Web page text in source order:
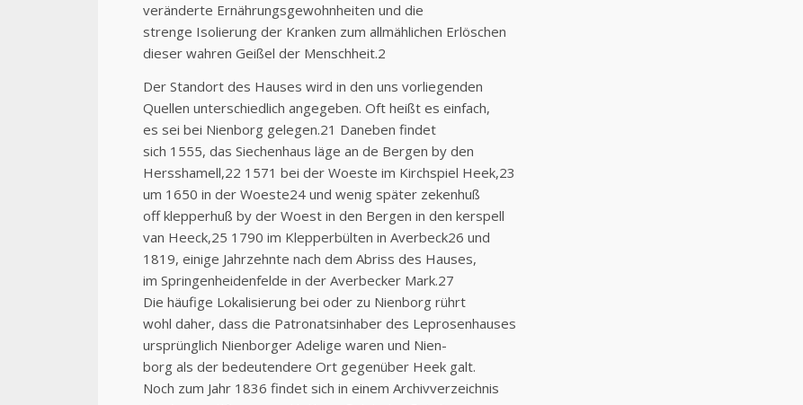
veränderte Ernährungsgewohnheiten und die
strenge Isolierung der Kranken zum allmählichen Erlöschen
dieser wahren Geißel der Menschheit.2
Der Standort des Hauses wird in den uns vorliegenden
Quellen unterschiedlich angegeben. Oft heißt es einfach,
es sei bei Nienborg gelegen.21 Daneben findet
sich 1555, das Siechenhaus läge an de Bergen by den
Hersshamell,22 1571 bei der Woeste im Kirchspiel Heek,23
um 1650 in der Woeste24 und wenig später zekenhuß
off klepperhuß by der Woest in den Bergen in den kerspell
van Heeck,25 1790 im Klepperbülten in Averbeck26 und
1819, einige Jahrzehnte nach dem Abriss des Hauses,
im Springenheidenfelde in der Averbecker Mark.27
Die häufige Lokalisierung bei oder zu Nienborg rührt
wohl daher, dass die Patronatsinhaber des Leprosenhauses
ursprünglich Nienborger Adelige waren und Nien-
borg als der bedeutendere Ort gegenüber Heek galt.
Noch zum Jahr 1836 findet sich in einem Archivverzeichnis